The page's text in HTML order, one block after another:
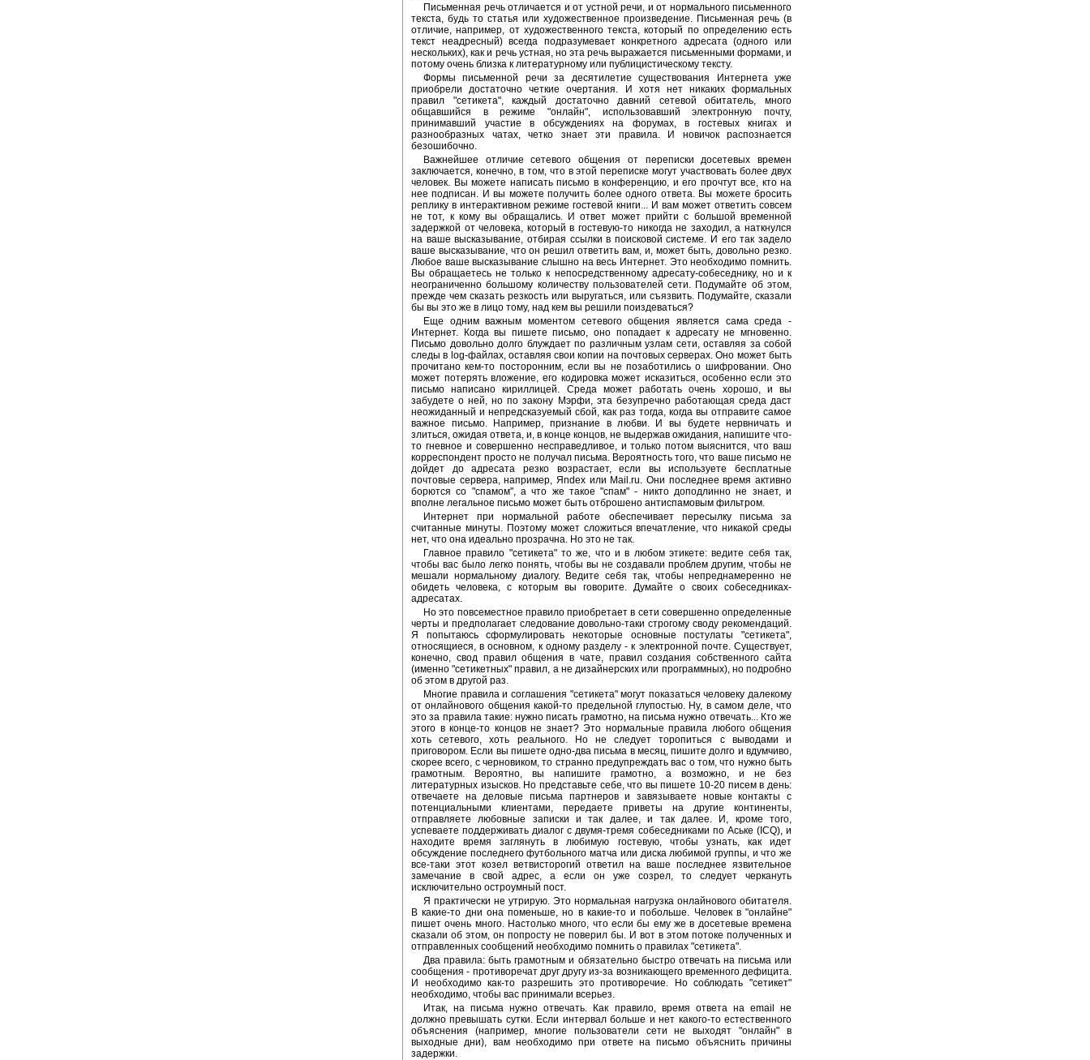
Письменная речь отличается и от устной речи, и от нормального письменного
текста, будь то статья или художественное произведение. Письменная речь (в
отличие, например, от художественного текста, который по определению есть
текст неадресный) всегда подразумевает конкретного адресата (одного или
нескольких), как и речь устная, но эта речь выражается письменными формами, и
потому очень близка к литературному или публицистическому тексту.
Формы письменной речи за десятилетие существования Интернета уже
приобрели достаточно четкие очертания. И хотя нет никаких формальных
правил "сетикета", каждый достаточно давний сетевой обитатель, много
общавшийся в режиме "онлайн", использовавший электронную почту,
принимавший участие в обсуждениях на форумах, в гостевых книгах и
разнообразных чатах, четко знает эти правила. И новичок распознается
безошибочно.
Важнейшее отличие сетевого общения от переписки досетевых времен
заключается, конечно, в том, что в этой переписке могут участвовать более двух
человек. Вы можете написать письмо в конференцию, и его прочтут все, кто на
нее подписан. И вы можете получить более одного ответа. Вы можете бросить
реплику в интерактивном режиме гостевой книги... И вам может ответить совсем
не тот, к кому вы обращались. И ответ может прийти с большой временной
задержкой от человека, который в гостевую-то никогда не заходил, а наткнулся
на ваше высказывание, отбирая ссылки в поисковой системе. И его так задело
ваше высказывание, что он решил ответить вам, и, может быть, довольно резко.
Любое ваше высказывание слышно на весь Интернет. Это необходимо помнить.
Вы обращаетесь не только к непосредственному адресату-собеседнику, но и к
неограниченно большому количеству пользователей сети. Подумайте об этом,
прежде чем сказать резкость или выругаться, или съязвить. Подумайте, сказали
бы вы это же в лицо тому, над кем вы решили поиздеваться?
Еще одним важным моментом сетевого общения является сама среда -
Интернет. Когда вы пишете письмо, оно попадает к адресату не мгновенно.
Письмо довольно долго блуждает по различным узлам сети, оставляя за собой
следы в log-файлах, оставляя свои копии на почтовых серверах. Оно может быть
прочитано кем-то посторонним, если вы не позаботились о шифровании. Оно
может потерять вложение, его кодировка может исказиться, особенно если это
письмо написано кириллицей. Среда может работать очень хорошо, и вы
забудете о ней, но по закону Мэрфи, эта безупречно работающая среда даст
неожиданный и непредсказуемый сбой, как раз тогда, когда вы отправите самое
важное письмо. Например, признание в любви. И вы будете нервничать и
злиться, ожидая ответа, и, в конце концов, не выдержав ожидания, напишите что-
то гневное и совершенно несправедливое, и только потом выяснится, что ваш
корреспондент просто не получал письма. Вероятность того, что ваше письмо не
дойдет до адресата резко возрастает, если вы используете бесплатные
почтовые сервера, например, Яndex или Mail.ru. Они последнее время активно
борются со "спамом", а что же такое "спам" - никто доподлинно не знает, и
вполне легальное письмо может быть отброшено антиспамовым фильтром.
Интернет при нормальной работе обеспечивает пересылку письма за
считанные минуты. Поэтому может сложиться впечатление, что никакой среды
нет, что она идеально прозрачна. Но это не так.
Главное правило "сетикета" то же, что и в любом этикете: ведите себя так,
чтобы вас было легко понять, чтобы вы не создавали проблем другим, чтобы не
мешали нормальному диалогу. Ведите себя так, чтобы непреднамеренно не
обидеть человека, с которым вы говорите. Думайте о своих собеседниках-
адресатах.
Но это повсеместное правило приобретает в сети совершенно определенные
черты и предполагает следование довольно-таки строгому своду рекомендаций.
Я попытаюсь сформулировать некоторые основные постулаты "сетикета",
относящиеся, в основном, к одному разделу - к электронной почте. Существует,
конечно, свод правил общения в чате, правил создания собственного сайта
(именно "сетикетных" правил, а не дизайнерских или программных), но подробно
об этом в другой раз.
Многие правила и соглашения "сетикета" могут показаться человеку далекому
от онлайнового общения какой-то предельной глупостью. Ну, в самом деле, что
это за правила такие: нужно писать грамотно, на письма нужно отвечать... Кто же
этого в конце-то концов не знает? Это нормальные правила любого общения
хоть сетевого, хоть реального. Но не следует торопиться с выводами и
приговором. Если вы пишете одно-два письма в месяц, пишите долго и вдумчиво,
скорее всего, с черновиком, то странно предупреждать вас о том, что нужно быть
грамотным. Вероятно, вы напишите грамотно, а возможно, и не без
литературных изысков. Но представьте себе, что вы пишете 10-20 писем в день:
отвечаете на деловые письма партнеров и завязываете новые контакты с
потенциальными клиентами, передаете приветы на другие континенты,
отправляете любовные записки и так далее, и так далее. И, кроме того,
успеваете поддерживать диалог с двумя-тремя собеседниками по Аське (ICQ), и
находите время заглянуть в любимую гостевую, чтобы узнать, как идет
обсуждение последнего футбольного матча или диска любимой группы, и что же
все-таки этот козел ветвисторогий ответил на ваше последнее язвительное
замечание в свой адрес, а если он уже созрел, то следует черкануть
исключительно остроумный пост.
Я практически не утрирую. Это нормальная нагрузка онлайнового обитателя.
В какие-то дни она поменьше, но в какие-то и побольше. Человек в "онлайне"
пишет очень много. Настолько много, что если бы ему же в досетевые времена
сказали об этом, он попросту не поверил бы. И вот в этом потоке полученных и
отправленных сообщений необходимо помнить о правилах "сетикета".
Два правила: быть грамотным и обязательно быстро отвечать на письма или
сообщения - противоречат друг другу из-за возникающего временного дефицита.
И необходимо как-то разрешить это противоречие. Но соблюдать "сетикет"
необходимо, чтобы вас принимали всерьез.
Итак, на письма нужно отвечать. Как правило, время ответа на email не
должно превышать сутки. Если интервал больше и нет какого-то естественного
объяснения (например, многие пользователи сети не выходят "онлайн" в
выходные дни), вам необходимо при ответе на письмо объяснить причины
задержки.